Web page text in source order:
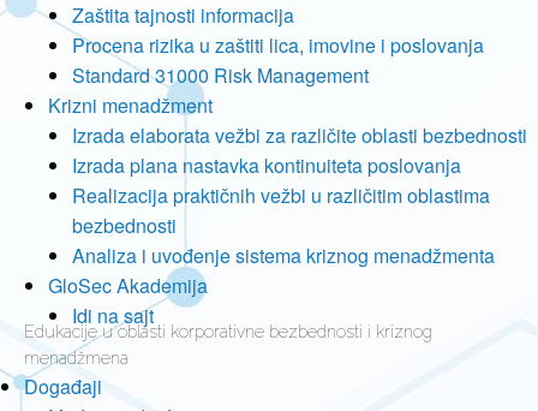
Zaštita tajnosti informacija
Procena rizika u zaštiti lica, imovine i poslovanja
Standard 31000 Risk Management
Krizni menadžment
Izrada elaborata vežbi za različite oblasti bezbednosti
Izrada plana nastavka kontinuiteta poslovanja
Realizacija praktičnih vežbi u različitim oblastima
bezbednosti
Analiza i uvođenje sistema kriznog menadžmenta
GloSec Akademija
Idi na sajt
Edukacije u oblasti korporativne bezbednosti i kriznog
menadžmena
Događaji